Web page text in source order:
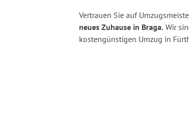
Vertrauen Sie auf
neues Zuhause in Braga. Wir
kostengünstigen Umzug in